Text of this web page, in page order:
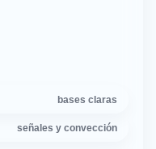
bases claras
señales y convección